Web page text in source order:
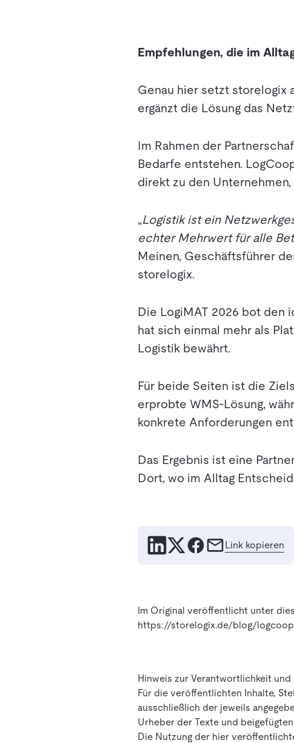
Empfehlungen, die im
Genau hier setzt storelogix
ergänzt die Lösung das
Im Rahmen der
Bedarfe entstehen.
direkt zu den
„Logistik ist ein
echter Mehrwert für alle
Meinen, Geschäftsführer
storelogix.
Die LogiMAT 2026 bot den
hat sich einmal mehr als
Logistik bewährt.
Für beide Seiten ist die
erprobte WMS-Lösung,
konkrete Anforderungen
Das Ergebnis ist eine
Dort, wo im Alltag
Link kopieren
Im Original veröffentlicht unter
https://storelogix.de/blog/
Hinweis zur Verantwortlichkeit und
Für die veröffentlichten Inhalte,
ausschließlich der jeweils
Urheber der Texte und
Die Nutzung der hier